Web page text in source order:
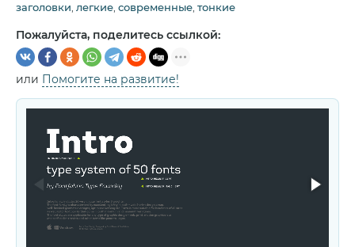
заголовки легкие современные тонкие
Пожалуйста, поделитесь ссылкой:
или Помогите на развитие!